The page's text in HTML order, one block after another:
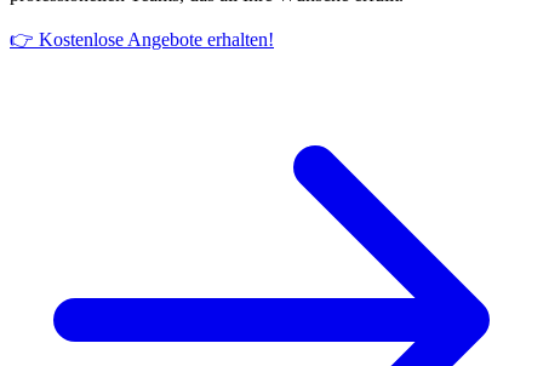
👉 Kostenlose Angebote erhalten!